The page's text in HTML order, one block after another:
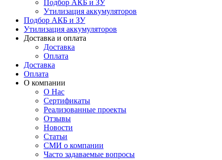
Подбор АКБ и ЗУ
Утилизация аккумуляторов
Подбор АКБ и ЗУ
Утилизация аккумуляторов
Доставка и оплата
Доставка
Оплата
Доставка
Оплата
О компании
О Нас
Сертификаты
Реализованные проекты
Отзывы
Новости
Статьи
СМИ о компании
Часто задаваемые вопросы